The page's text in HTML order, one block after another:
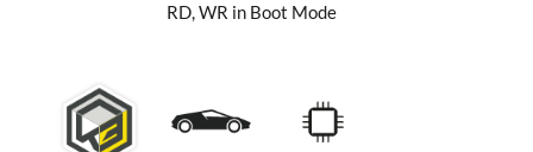
RD, WR in Boot Mode